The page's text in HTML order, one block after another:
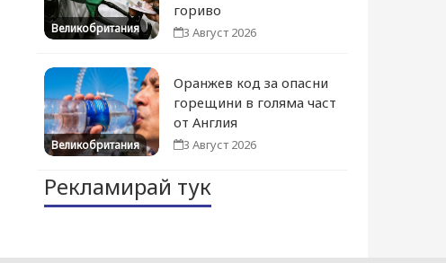
Великобритания
гориво
3 Август 2026
Великобритания
Оранжев код за опасни
горещини в голяма част
от Англия
3 Август 2026
Рекламирай тук